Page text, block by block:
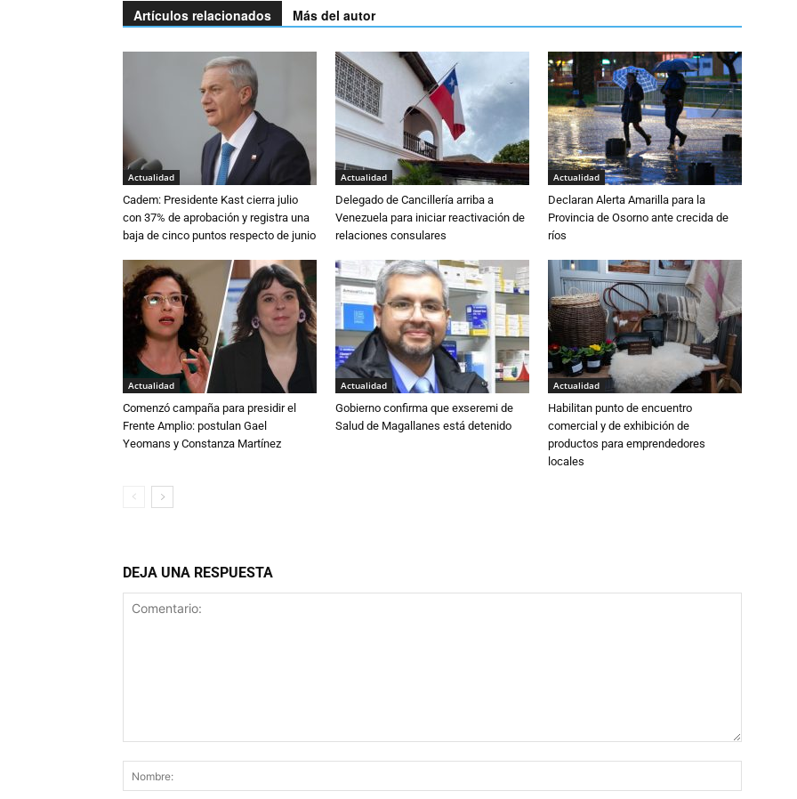
Artículos relacionados Más del autor
Actualidad
Cadem: Presidente Kast cierra julio
con 37% de aprobación y registra una
baja de cinco puntos respecto de junio
Actualidad
Delegado de Cancillería arriba a
Venezuela para iniciar reactivación de
relaciones consulares
Actualidad
Declaran Alerta Amarilla para la
Provincia de Osorno ante crecida de
ríos
Actualidad
Comenzó campaña para presidir el
Frente Amplio: postulan Gael
Yeomans y Constanza Martínez
Actualidad
Gobierno confirma que exseremi de
Salud de Magallanes está detenido
Actualidad
Habilitan punto de encuentro
comercial y de exhibición de
productos para emprendedores
locales
DEJA UNA RESPUESTA